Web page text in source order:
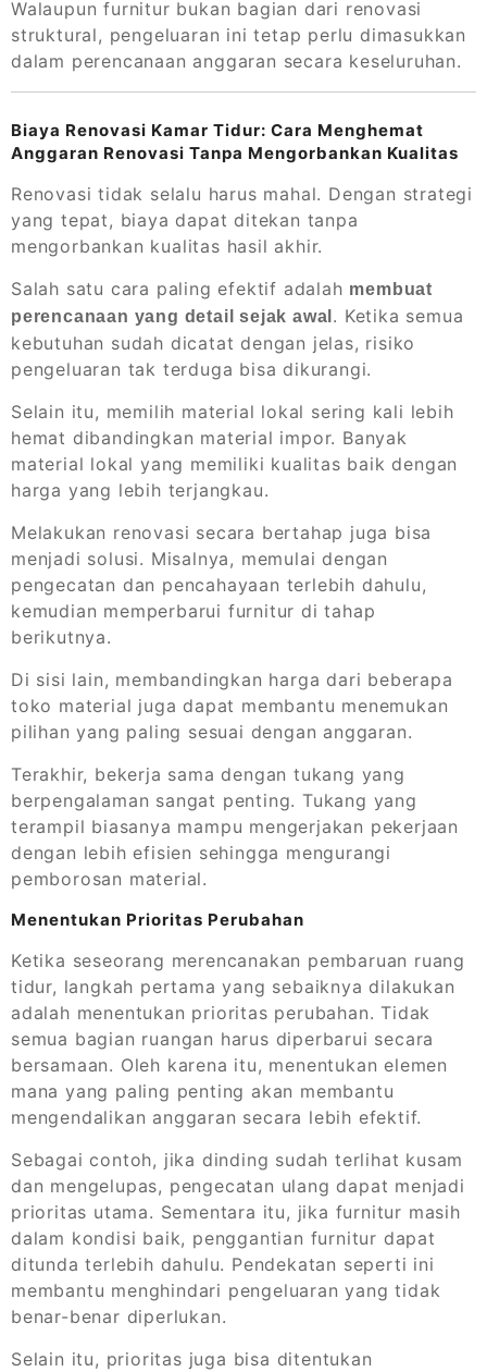
Walaupun furnitur bukan bagian dari renovasi
struktural, pengeluaran ini tetap perlu dimasukkan
dalam perencanaan anggaran secara keseluruhan.
Biaya Renovasi Kamar Tidur: Cara Menghemat
Anggaran Renovasi Tanpa Mengorbankan Kualitas
Renovasi tidak selalu harus mahal. Dengan strategi
yang tepat, biaya dapat ditekan tanpa
mengorbankan kualitas hasil akhir.
Salah satu cara paling efektif adalah membuat
perencanaan yang detail sejak awal . Ketika semua
kebutuhan sudah dicatat dengan jelas, risiko
pengeluaran tak terduga bisa dikurangi.
Selain itu, memilih material lokal sering kali lebih
hemat dibandingkan material impor. Banyak
material lokal yang memiliki kualitas baik dengan
harga yang lebih terjangkau.
Melakukan renovasi secara bertahap juga bisa
menjadi solusi. Misalnya, memulai dengan
pengecatan dan pencahayaan terlebih dahulu,
kemudian memperbarui furnitur di tahap
berikutnya.
Di sisi lain, membandingkan harga dari beberapa
toko material juga dapat membantu menemukan
pilihan yang paling sesuai dengan anggaran.
Terakhir, bekerja sama dengan tukang yang
berpengalaman sangat penting. Tukang yang
terampil biasanya mampu mengerjakan pekerjaan
dengan lebih efisien sehingga mengurangi
pemborosan material.
Menentukan Prioritas Perubahan
Ketika seseorang merencanakan pembaruan ruang
tidur, langkah pertama yang sebaiknya dilakukan
adalah menentukan prioritas perubahan. Tidak
semua bagian ruangan harus diperbarui secara
bersamaan. Oleh karena itu, menentukan elemen
mana yang paling penting akan membantu
mengendalikan anggaran secara lebih efektif.
Sebagai contoh, jika dinding sudah terlihat kusam
dan mengelupas, pengecatan ulang dapat menjadi
prioritas utama. Sementara itu, jika furnitur masih
dalam kondisi baik, penggantian furnitur dapat
ditunda terlebih dahulu. Pendekatan seperti ini
membantu menghindari pengeluaran yang tidak
benar-benar diperlukan.
Selain itu, prioritas juga bisa ditentukan